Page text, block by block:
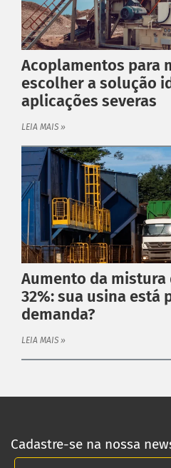
Acoplamentos para
escolher a solução
aplicações severas
LEIA MAIS »
Aumento da mistura
32%: sua usina está
demanda?
LEIA MAIS »
Cadastre-se na nossa
PRODUTOS ANTARES
Linha Completa
Acoplamentos Flexíveis
Acoplamentos Elásticos
Acoplamentos de Engrenagens
Acoplamento de Lâminas
MAIS
Catálogo
Dimensione seu acoplamento